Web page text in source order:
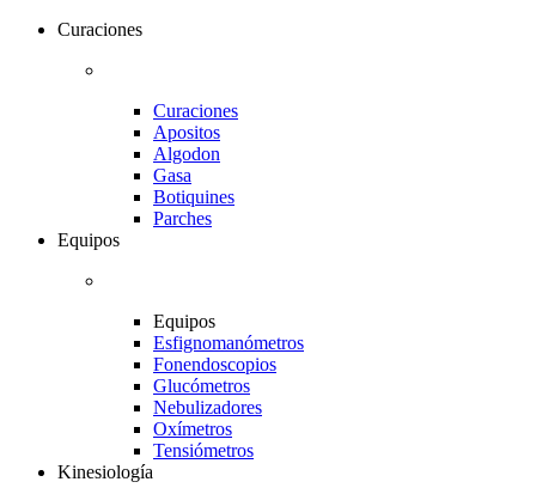
Curaciones
Curaciones
Apositos
Algodon
Gasa
Botiquines
Parches
Equipos
Equipos
Esfignomanómetros
Fonendoscopios
Glucómetros
Nebulizadores
Oxímetros
Tensiómetros
Kinesiología